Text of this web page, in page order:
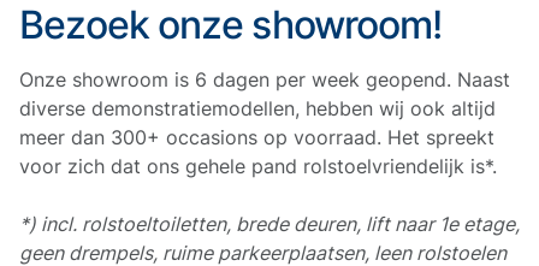
Bezoek onze showroom!
Onze showroom is 6 dagen per week geopend. Naast
diverse demonstratiemodellen, hebben wij ook altijd
meer dan 300+ occasions op voorraad. Het spreekt
voor zich dat ons gehele pand rolstoelvriendelijk is*.
*) incl. rolstoeltoiletten, brede deuren, lift naar 1e etage,
geen drempels, ruime parkeerplaatsen, leen rolstoelen